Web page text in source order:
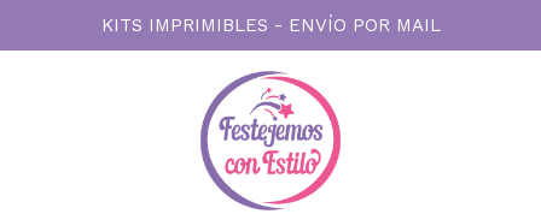
KITS IMPRIMIBLES - ENVÍO POR MAIL